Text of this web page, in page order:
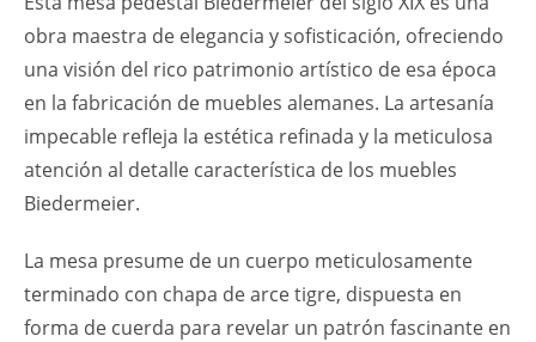
obra maestra de elegancia y sofisticación, ofreciendo
una visión del rico patrimonio artístico de esa época
en la fabricación de muebles alemanes. La artesanía
impecable refleja la estética refinada y la meticulosa
atención al detalle característica de los muebles
Biedermeier.
La mesa presume de un cuerpo meticulosamente
terminado con chapa de arce tigre, dispuesta en
forma de cuerda para revelar un patrón fascinante en